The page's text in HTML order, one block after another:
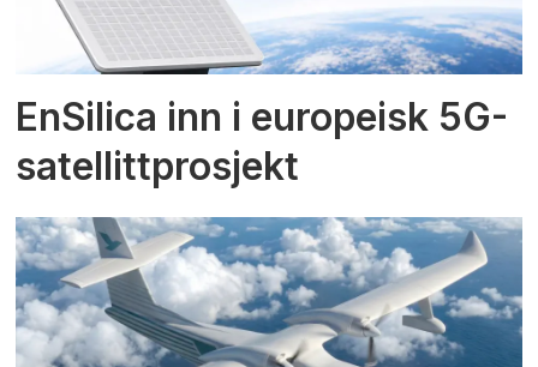
EnSilica inn i europeisk 5G-
satellittprosjekt